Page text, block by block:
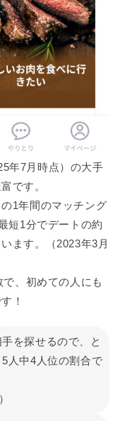
年7月時点）の大手
です。
1年間のマッチング
短1分でデートの約
ます。（2023年3月
、初めての人にも
！
を探せるので、と
人中4人位の割合で